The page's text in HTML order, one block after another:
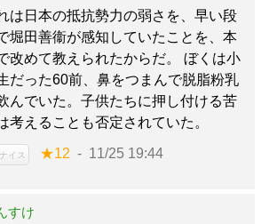
は日本の抵抗勢力の弱さを、早い段
堀田善衞が感知していたことを、本
改めて教えられたからだ。 ぼくは小
だった60前、鼻をつまんで脱脂粉乳
んでいた。子供たちに押し付ける苦
考えることも否定されていた。
ナイス ★12 11/25 19:44
すけ